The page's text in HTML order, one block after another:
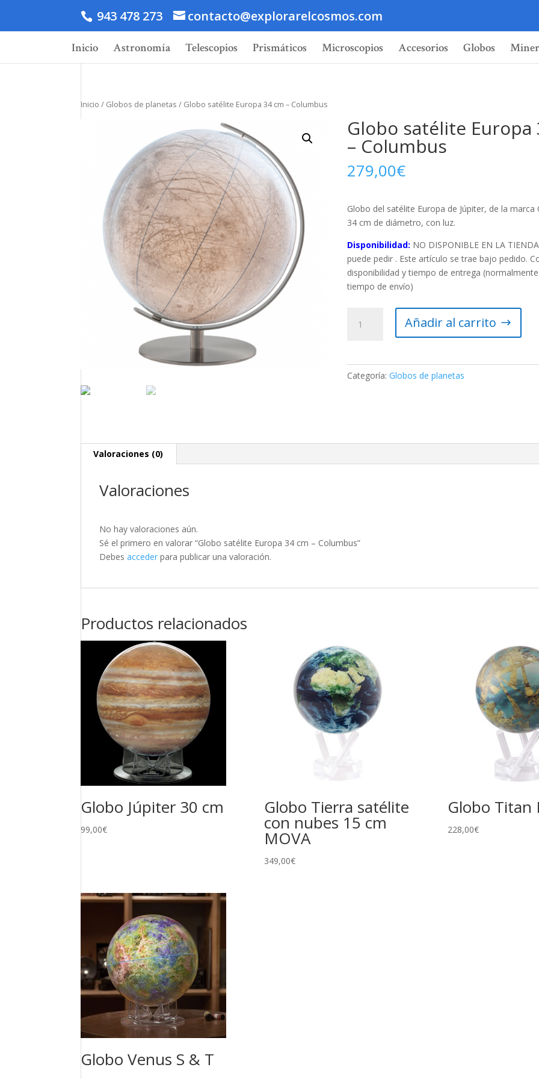
943 478 273 contacto@explorarelcosmos.com
Inicio Astronomía Telescopios Prismáticos Microscopios Accesorios Globos
Inicio / Globos de planetas / Globo satélite Europa 34 cm – Columbus
Globo satélite Europa
– Columbus
279,00€
Globo del satélite Europa de Júpiter, de la marca
34 cm de diámetro, con luz.
Disponibilidad: NO DISPONIBLE EN LA
puede pedir . Este artículo se trae bajo pedido.
disponibilidad y tiempo de entrega
tiempo de envío)
satélite
Añadir al carrito
Categoría: Globos de planetas
Valoraciones (0)
Valoraciones
No hay valoraciones aún.
Sé el primero en valorar “Globo satélite Europa 34 cm – Columbus”
Debesacceder para publicar una valoración.
Productos relacionados
Globo Júpiter 30 cm
99,00€
Globo Tierra satélite
con nubes 15 cm
MOVA
349,00€
Globo Titan
228,00€
Globo Venus S & T